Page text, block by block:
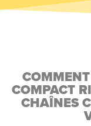
COMPACT
CHAÎNES